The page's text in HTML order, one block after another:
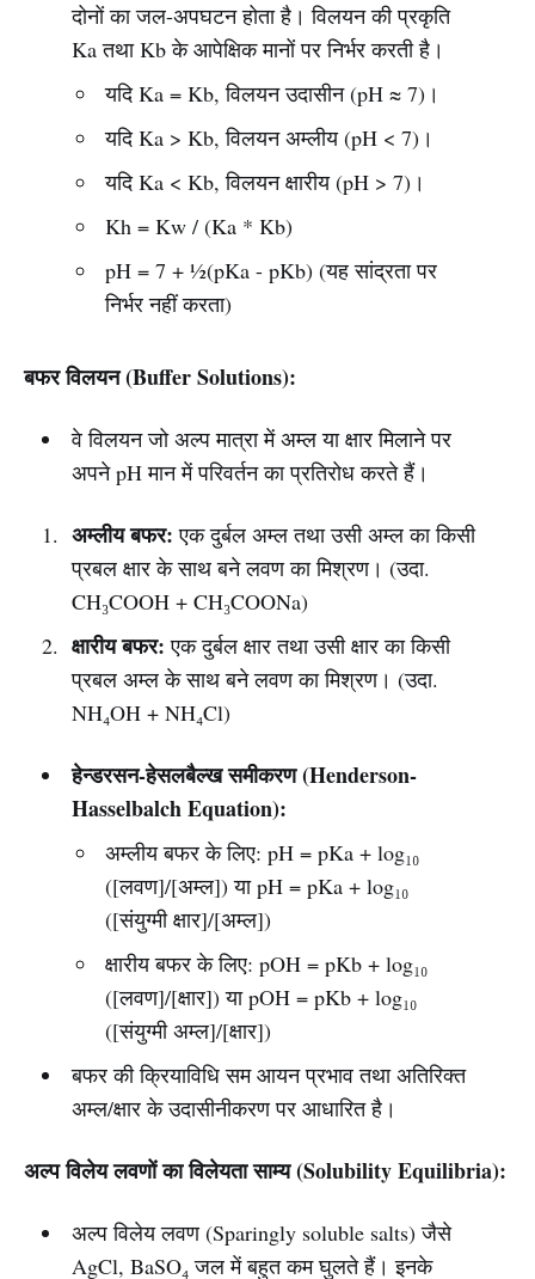
दोनों का जल-अपघटन होता है। विलयन की प्रकृति
Ka तथा Kb के आपेक्षिक मानों पर निर्भर करती है।
यदि Ka = Kb, विलयन उदासीन (pH ≈ 7)।
यदि Ka > Kb, विलयन अम्लीय (pH < 7)।
यदि Ka < Kb, विलयन क्षारीय (pH > 7)।
Kh = Kw / (Ka * Kb)
pH = 7 + ½(pKa - pKb) (यह सांद्रता पर
निर्भर नहीं करता)
बफर विलयन (Buffer Solutions):
वे विलयन जो अल्प मात्रा में अम्ल या क्षार मिलाने पर
अपने pH मान में परिवर्तन का प्रतिरोध करते हैं।
अम्लीय बफर: एक दुर्बल अम्ल तथा उसी अम्ल का किसी
प्रबल क्षार के साथ बने लवण का मिश्रण। (उदा.
CH₃COOH + CH₃COONa)
क्षारीय बफर: एक दुर्बल क्षार तथा उसी क्षार का किसी
प्रबल अम्ल के साथ बने लवण का मिश्रण। (उदा.
NH₄OH + NH₄Cl)
हेन्डरसन-हेसलबैल्ख समीकरण (Henderson-
Hasselbalch Equation):
अम्लीय बफर के लिए: pH = pKa + log₁₀
([लवण]/[अम्ल]) या pH = pKa + log₁₀
([संयुग्मी क्षार]/[अम्ल])
क्षारीय बफर के लिए: pOH = pKb + log₁₀
([लवण]/[क्षार]) या pOH = pKb + log₁₀
([संयुग्मी अम्ल]/[क्षार])
बफर की क्रियाविधि सम आयन प्रभाव तथा अतिरिक्त
अम्ल/क्षार के उदासीनीकरण पर आधारित है।
अल्प विलेय लवणों का विलेयता साम्य (Solubility Equilibria):
अल्प विलेय लवण (Sparingly soluble salts) जैसे
AgCl, BaSO₄ जल में बहुत कम घुलते हैं। इनके